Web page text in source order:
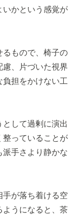
いかという感覚が
るもので、椅子の
慮、片づいた視界
担をかけない工
して過剰に演出
整っていることが
手さより静かな
が落ち着ける空
ようになると、茶